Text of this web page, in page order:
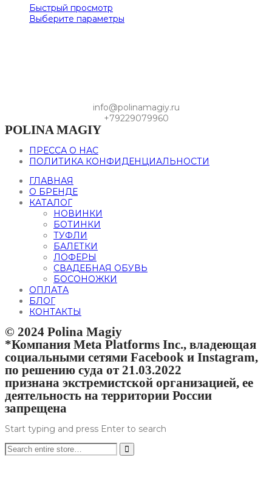
Быстрый просмотр
Выберите параметры
info@polinamagiy.ru
+79229079960
POLINA MAGIY
ПРЕССА О НАС
ПОЛИТИКА КОНФИДЕНЦИАЛЬНОСТИ
ГЛАВНАЯ
О БРЕНДЕ
КАТАЛОГ
НОВИНКИ
БОТИНКИ
ТУФЛИ
БАЛЕТКИ
ЛОФЕРЫ
СВАДЕБНАЯ ОБУВЬ
БОСОНОЖКИ
ОПЛАТА
БЛОГ
КОНТАКТЫ
© 2024 Polina Magiy
*Компания Meta Platforms Inc., владеющая
социальными сетями Facebook и Instagram,
по решению суда от 21.03.2022
признана экстремистской организацией, ее
деятельность на территории России
запрещена
Start typing and press Enter to search